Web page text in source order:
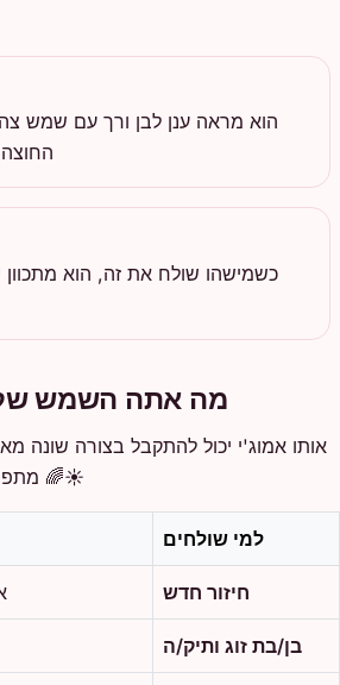
הוא מראה ענן לבן ורך עם שמש
כשמישהו שולח את זה, הוא
מה אתה השמש
אותו אמוג'י יכול להתקבל בצורה שונה
☀️🌈
למי שולחים
חיזור חדש
בן/בת זוג ותיק/ה